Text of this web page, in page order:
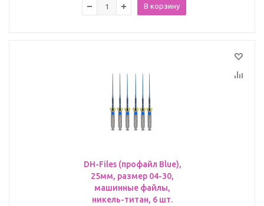
В корзину
DH-Files (профайл Blue),
25мм, размер 04-30,
машинные файлы,
никель-титан, 6 шт.